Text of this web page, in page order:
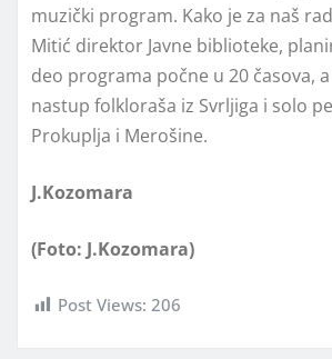
muzički program. Kako je za naš
Mitić direktor Javne biblioteke,
deo programa počne u 20 časova,
nastup folkloraša iz Svrljiga i solo
Prokuplja i Merošine.
J.Kozomara
(Foto: J.Kozomara)
Post Views: 206